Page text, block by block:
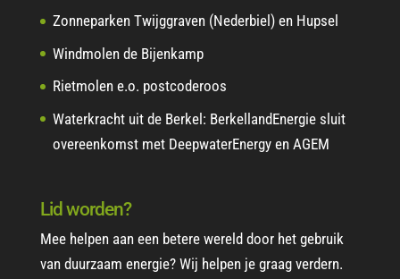
Zonneparken Twijggraven (Nederbiel) en Hupsel
Windmolen de Bijenkamp
Rietmolen e.o. postcoderoos
Waterkracht uit de Berkel: BerkellandEnergie sluit
overeenkomst met DeepwaterEnergy en AGEM
Lid worden?
Mee helpen aan een betere wereld door het gebruik
van duurzaam energie? Wij helpen je graag verdern.